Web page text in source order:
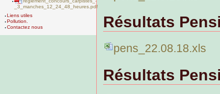
_3_manches_12_24_48_heures.pdf
Liens utiles
Pollution.
Contactez nous
Résultats
pens_22.08.18.xls
Résultats